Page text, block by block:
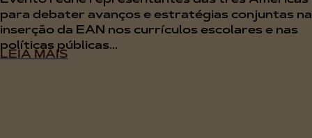
para debater avanços e estratégias conjuntas na
inserção da EAN nos currículos escolares e nas
políticas públicas...
LEIA MAIS